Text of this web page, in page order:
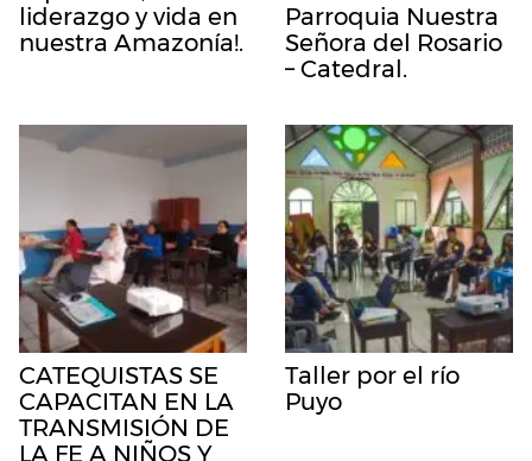
liderazgo y vida en
nuestra Amazonía!.
Parroquia Nuestra
Señora del Rosario
– Catedral.
CATEQUISTAS SE
CAPACITAN EN LA
TRANSMISIÓN DE
LA FE A NIÑOS Y
Taller por el río
Puyo